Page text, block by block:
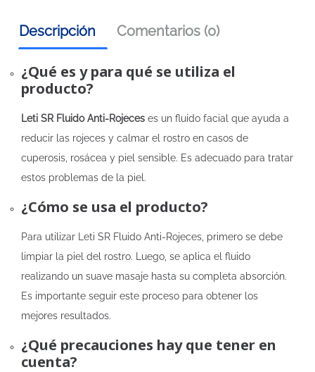
Descripción Comentarios (0)
¿Qué es y para qué se utiliza el
producto?
Leti SR Fluido Anti-Rojeces es un fluido facial que ayuda a
reducir las rojeces y calmar el rostro en casos de
cuperosis, rosácea y piel sensible. Es adecuado para tratar
estos problemas de la piel.
¿Cómo se usa el producto?
Para utilizar Leti SR Fluido Anti-Rojeces, primero se debe
limpiar la piel del rostro. Luego, se aplica el fluido
realizando un suave masaje hasta su completa absorción.
Es importante seguir este proceso para obtener los
mejores resultados.
¿Qué precauciones hay que tener en
cuenta?